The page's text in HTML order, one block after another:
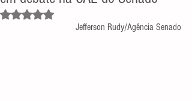
Avaliado com NaN de 5 estrelas.
Jefferson Rudy/Agência Senado